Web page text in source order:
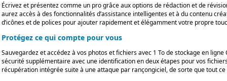
Écrivez et présentez comme un pro grâce aux options de rédaction et de
aurez accès à des fonctionnalités d’assistance intelligentes et à du contenu
d’icônes et de polices pour ajouter rapidement et élégamment votre propre
Protégez ce qui compte pour vous
Sauvegardez et accédez à vos photos et fichiers avec 1 To de stockage en
sécurité supplémentaire avec une identification en deux étapes pour vos
récupération intégrée suite à une attaque par rançongiciel, de sorte que tout